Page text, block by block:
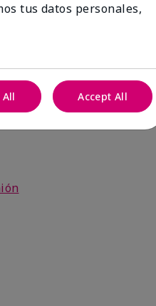
it needs without being too
tus datos personales,
All Accept All